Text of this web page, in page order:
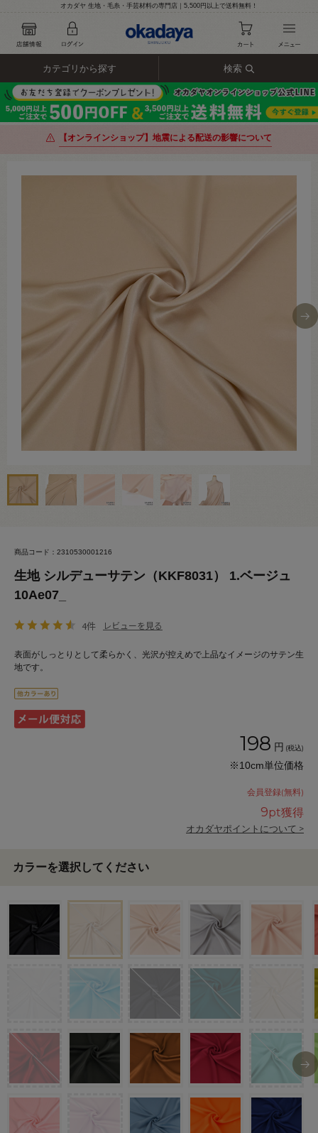
オカダヤ 生地・毛糸・手芸材料の専門店｜5,500円以上で送料無料！
カテゴリから探す 検索
【オンラインショップ】地震による配送の影響について
商品コード：2310530001216
生地 シルデューサテン（KKF8031） 1.ベージュ
10Ae07_
4件 レビューを見る
表面がしっとりとして柔らかく、光沢が控えめで上品なイメージのサテン生
地です。
198 円 (税込)
※10cm単位価格
会員登録(無料)
9pt獲得
オカダヤポイントについて >
カラーを選択してください